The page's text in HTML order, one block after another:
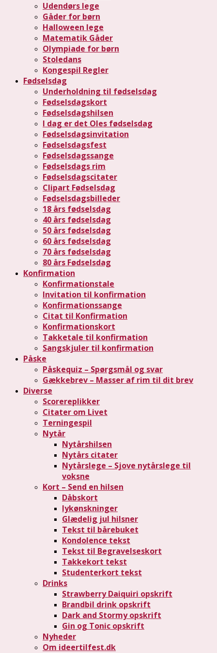
Udendørs lege
Gåder for børn
Halloween lege
Matematik Gåder
Olympiade for børn
Stoledans
Kongespil Regler
Fødselsdag
Underholdning til fødselsdag
Fødselsdagskort
Fødselsdagshilsen
I dag er det Oles fødselsdag
Fødselsdagsinvitation
Fødselsdagsfest
Fødselsdagssange
Fødselsdags rim
Fødselsdagscitater
Clipart Fødselsdag
Fødselsdagsbilleder
18 års fødselsdag
40 års fødselsdag
50 års fødselsdag
60 års fødselsdag
70 års fødselsdag
80 års Fødselsdag
Konfirmation
Konfirmationstale
Invitation til konfirmation
Konfirmationssange
Citat til Konfirmation
Konfirmationskort
Takketale til konfirmation
Sangskjuler til konfirmation
Påske
Påskequiz – Spørgsmål og svar
Gækkebrev – Masser af rim til dit brev
Diverse
Scorereplikker
Citater om Livet
Terningespil
Nytår
Nytårshilsen
Nytårs citater
Nytårslege – Sjove nytårslege til
voksne
Kort – Send en hilsen
Dåbskort
lykønskninger
Glædelig jul hilsner
Tekst til bårebuket
Kondolence tekst
Tekst til Begravelseskort
Takkekort tekst
Studenterkort tekst
Drinks
Strawberry Daiquiri opskrift
Brandbil drink opskrift
Dark and Stormy opskrift
Gin og Tonic opskrift
Nyheder
Om ideertilfest.dk